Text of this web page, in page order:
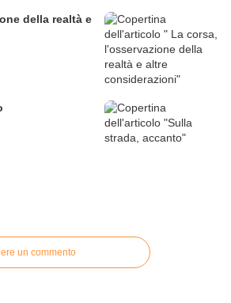
della realtà e
un commento